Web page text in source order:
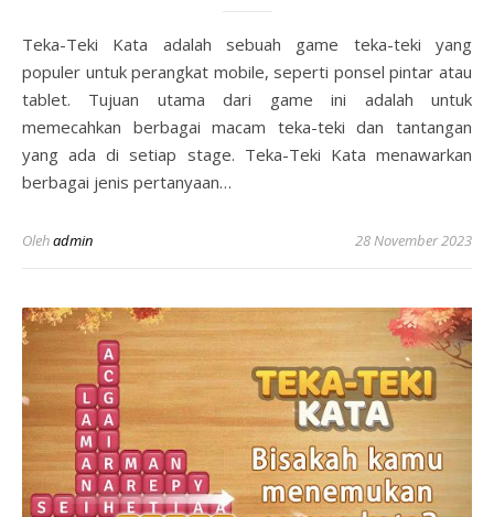
Teka-Teki Kata adalah sebuah game teka-teki yang
populer untuk perangkat mobile, seperti ponsel pintar atau
tablet. Tujuan utama dari game ini adalah untuk
memecahkan berbagai macam teka-teki dan tantangan
yang ada di setiap stage. Teka-Teki Kata menawarkan
berbagai jenis pertanyaan…
Olehadmin 28 November 2023